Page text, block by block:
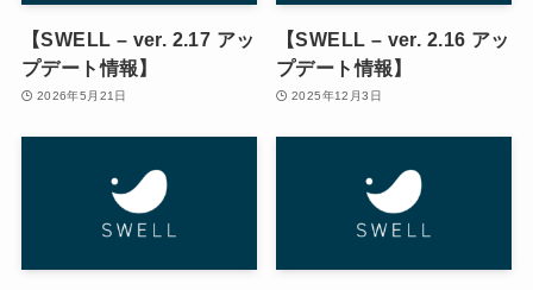
【SWELL – ver. 2.17 アッ
プデート情報】
2026年5月21日
【SWELL – ver. 2.16 アッ
プデート情報】
2025年12月3日